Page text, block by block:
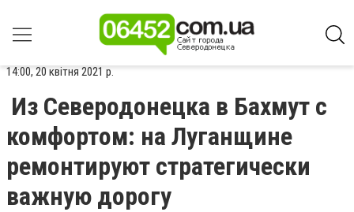
14:00, 20 квітня 2021 р.
Из Северодонецка в Бахмут с
комфортом: на Луганщине
ремонтируют стратегически
важную дорогу